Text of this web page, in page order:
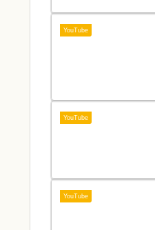
YouTube
YouTube
YouTube